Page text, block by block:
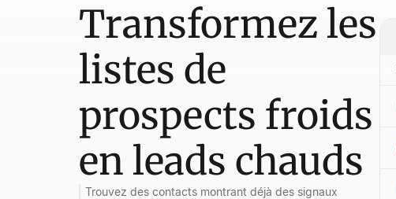
Transformez les
listes de
prospects froids
en leads chauds
Trouvez des contacts montrant déjà des signaux